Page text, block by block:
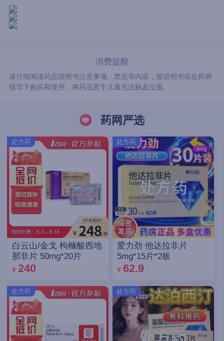
消费提醒
请仔细阅读药品说明书注意事项、禁忌等内容，按说明书或在药师
指导下购买和使用，将药品置于儿童无法触及位置。
药网严选
处方药
白云山/金戈 枸橼酸西地
那非片 50mg*20片
¥ 240
处方药
处方药
爱力劲 他达拉非片
5mg*15片*2板
¥ 62.9
处方药